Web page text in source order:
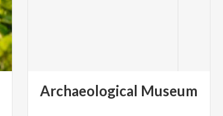
Archaeological Museum